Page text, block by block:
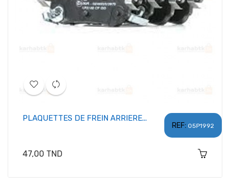
REF: 05P1992
PLAQUETTES DE FREIN ARRIERE...
Prix
47,00 TND